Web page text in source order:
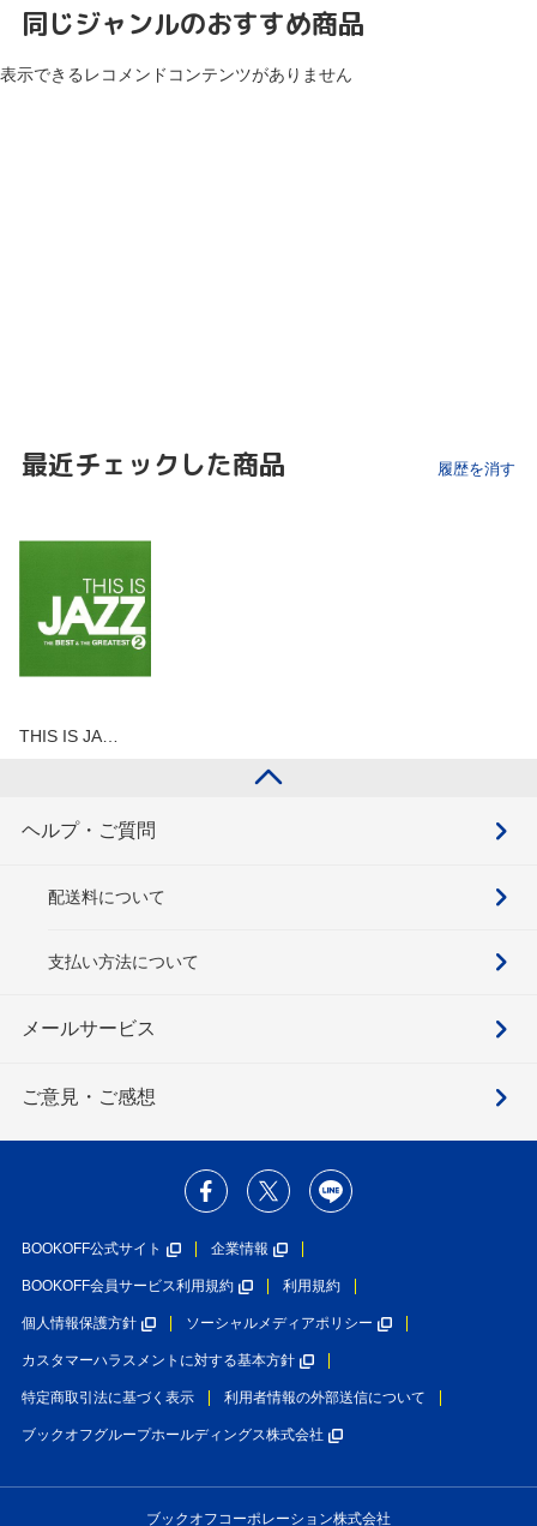
同じジャンルのおすすめ商品
表示できるレコメンドコンテンツがありません
最近チェックした商品 履歴を消す
THIS IS JA…
ヘルプ・ご質問
配送料について
支払い方法について
メールサービス
ご意見・ご感想
BOOKOFF公式サイト 企業情報
BOOKOFF会員サービス利用規約 利用規約
個人情報保護方針 ソーシャルメディアポリシー
カスタマーハラスメントに対する基本方針
特定商取引法に基づく表示 利用者情報の外部送信について
ブックオフグループホールディングス株式会社
ブックオフコーポレーション株式会社